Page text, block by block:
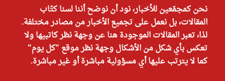
نحن كمجمّعين للأخبار، نود أن نوضح أننا لسنا كتّاب
المقالات، بل نعمل على تجميع الأخبار من مصادر مختلفة.
لذا، تعبر المقالات الموجودة هنا عن وجهة نظر كاتبيها ولا
تعكس بأي شكل من الأشكال وجهة نظر موقع "كل يوم"
كما لا يترتب عليها أي مسؤولية مباشرة أو غير مباشرة.